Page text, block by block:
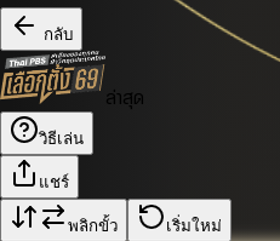
กลับ
ล่าสุด
วิธีเล่น
แชร์
พลิกขั้ว เริ่มใหม่